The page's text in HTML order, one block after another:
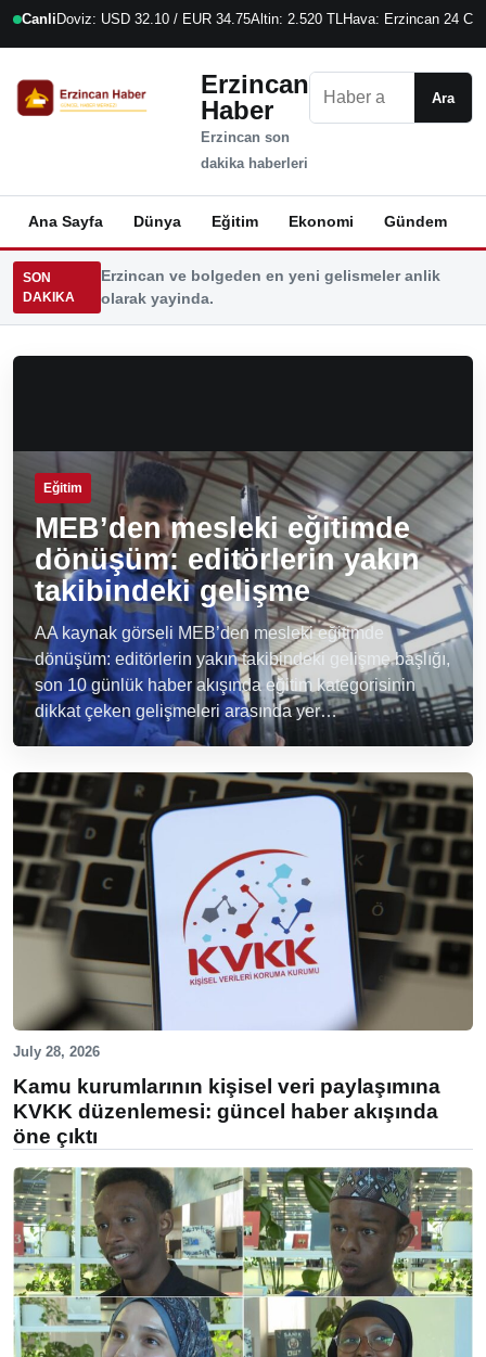
Canli Doviz: USD 32.10 / EUR 34.75Altin: 2.520 TLHava: Erzincan 24 C
Erzincan
Haber
Erzincan son
dakika haberleri
Ara
Ana Sayfa Dünya Eğitim Ekonomi Gündem
SON
DAKIKA
Erzincan ve bolgeden en yeni gelismeler anlik
olarak yayinda.
Eğitim
MEB’den mesleki eğitimde
dönüşüm: editörlerin yakın
takibindeki gelişme
AA kaynak görseli MEB’den mesleki eğitimde
dönüşüm: editörlerin yakın takibindeki gelişme başlığı,
son 10 günlük haber akışında eğitim kategorisinin
dikkat çeken gelişmeleri arasında yer…
July 28, 2026
Kamu kurumlarının kişisel veri paylaşımına
KVKK düzenlemesi: güncel haber akışında
öne çıktı